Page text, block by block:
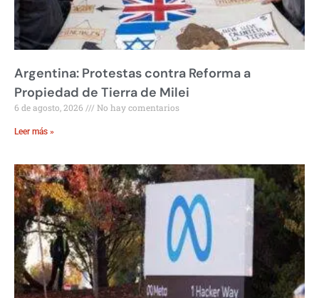
Argentina: Protestas contra Reforma a
Propiedad de Tierra de Milei
6 de agosto, 2026 No hay comentarios
Leer más »